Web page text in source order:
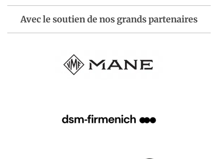
Avec le soutien de nos grands partenaires